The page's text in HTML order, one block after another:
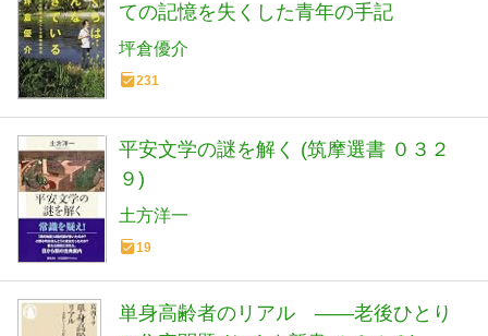
ての記憶を失くした青年の手記
坪倉優介
231
平安文学の謎を解く (筑摩選書 ０３２
９)
土方洋一
19
単身高齢者のリアル ――老後ひとり